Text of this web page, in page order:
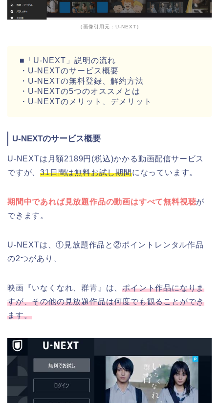
（画像引用元：U-NEXT）
■「U-NEXT」説明の流れ
・U-NEXTのサービス概要
・U-NEXTの無料登録、解約方法
・U-NEXTの5つのオススメとは
・U-NEXTのメリット、デメリット
U-NEXTのサービス概要
U-NEXTは月額2189円(税込)かかる動画配信サービス
ですが、31日間は無料お試し期間になっています。
期間中であれば見放題作品の動画はすべて無料視聴が
できます。
U-NEXTは、①見放題作品と②ポイントレンタル作品
の2つがあり、
映画『いなくなれ、群青』は、ポイント作品になりま
すが、その他の見放題作品は何度でも観ることができ
ます。